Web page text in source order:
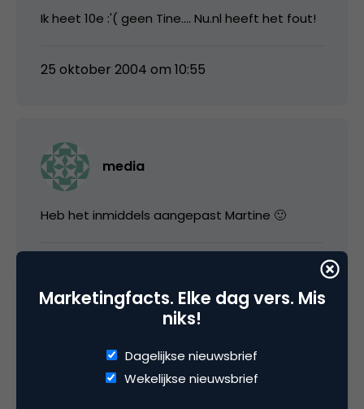
Ik heet 10e :'( geen Tine…. Nu.nl heeft het fout!
25 oktober 2004 om 10:55
media
Heb het inmiddels aangepast Martine 🙂
10e
Marketingfacts. Elke dag vers. Mis
niks!
Dagelijkse nieuwsbrief
Wekelijkse nieuwsbrief